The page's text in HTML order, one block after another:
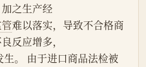
之生产经
难以落实，导致不合格商
反应增多，
。 由于进口商品法检被